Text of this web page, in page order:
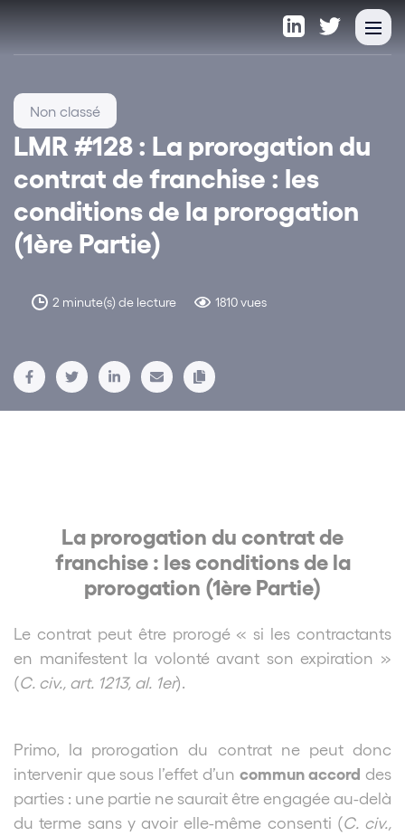
LMR #128 : La prorogation du
contrat de franchise : les
conditions de la prorogation
(1ère Partie)
2 minute(s) de lecture 1810 vues
Non classé
La prorogation du contrat de
franchise : les conditions de la
prorogation (1ère Partie)
Le contrat peut être prorogé « si les contractants
en manifestent la volonté avant son expiration »
(C. civ., art. 1213, al. 1er).
Primo, la prorogation du contrat ne peut donc
intervenir que sous l’effet d’un commun accord des
parties : une partie ne saurait être engagée au-delà
du terme sans y avoir elle-même consenti (C. civ.,